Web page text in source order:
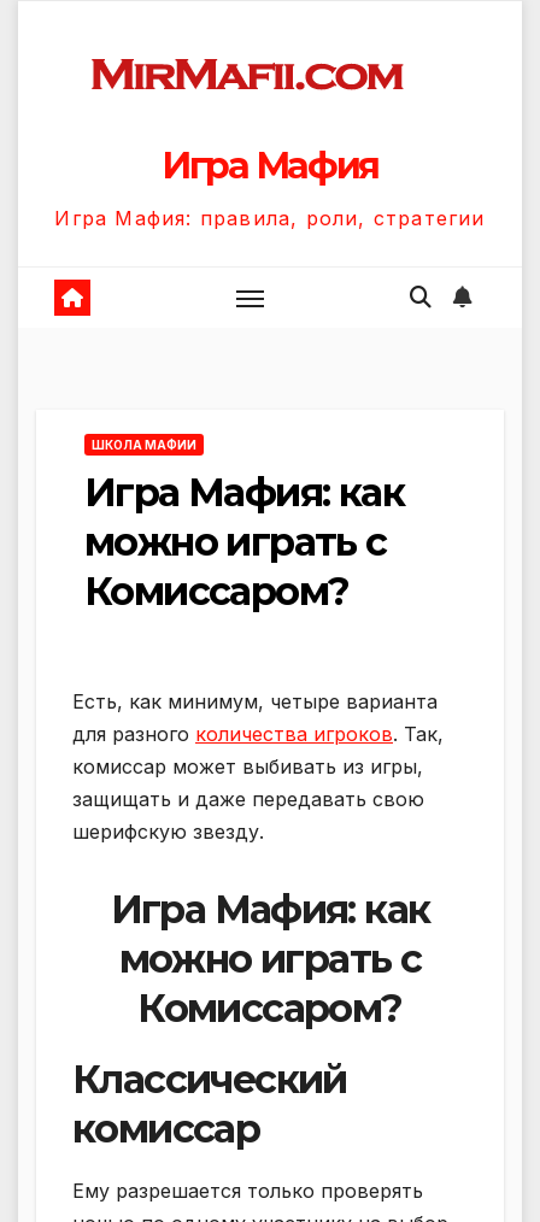
содержанию
Игра Мафия
Игра Мафия: правила, роли, стратегии
ШКОЛА МАФИИ
Игра Мафия: как
можно играть с
Комиссаром?
Есть, как минимум, четыре варианта
для разного количества игроков. Так,
комиссар может выбивать из игры,
защищать и даже передавать свою
шерифскую звезду.
Игра Мафия: как
можно играть с
Комиссаром?
Классический
комиссар
Ему разрешается только проверять